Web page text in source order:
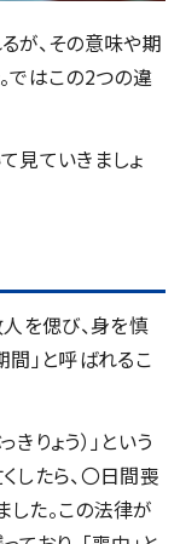
が、その意味や期
ではこの2つの違
見ていきましょ
を偲び、身を慎
間」と呼ばれるこ
りょう）」という
したら、〇日間喪
た。この法律が